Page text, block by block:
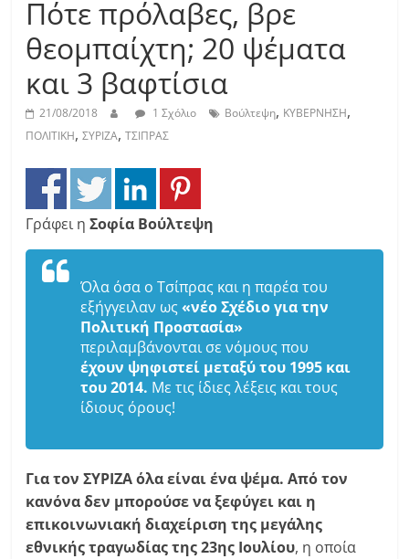
Πότε πρόλαβες, βρε
θεομπαίχτη; 20 ψέματα
και 3 βαφτίσια
21/08/2018 1 Σχόλιο Βούλτεψη, ΚΥΒΕΡΝΗΣΗ,
ΠΟΛΙΤΙΚΗ,ΣΥΡΙΖΑ,ΤΣΙΠΡΑΣ
Γράφει η Σοφία Βούλτεψη
Όλα όσα ο Τσίπρας και η παρέα του
εξήγγειλαν ως«νέο Σχέδιο για την
Πολιτική Προστασία»
περιλαμβάνονται σε νόμους που
έχουν ψηφιστεί μεταξύ του 1995 και
του 2014. Με τις ίδιες λέξεις και τους
ίδιους όρους!
Για τον ΣΥΡΙΖΑ όλα είναι ένα ψέμα. Από τον
κανόνα δεν μπορούσε να ξεφύγει και η
επικοινωνιακή διαχείριση της μεγάλης
εθνικής τραγωδίας της 23ης Ιουλίου, η οποία